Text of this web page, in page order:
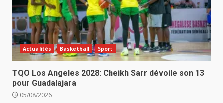
Actualités Basketball Sport
TQO Los Angeles 2028: Cheikh Sarr dévoile son 13
pour Guadalajara
05/08/2026